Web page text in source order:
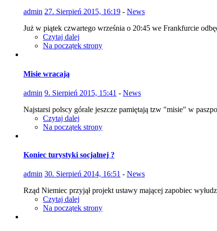
admin 27. Sierpień 2015, 16:19 - News
Już w piątek czwartego września o 20:45 we Frankfurcie
Czytaj dalej
Na początek strony
Misie wracają
admin 9. Sierpień 2015, 15:41 - News
Najstarsi polscy górale jeszcze pamiętają tzw "misie" w
Czytaj dalej
Na początek strony
Koniec turystyki socjalnej ?
admin 30. Sierpień 2014, 16:51 - News
Rząd Niemiec przyjął projekt ustawy mającej zapobiec
Czytaj dalej
Na początek strony